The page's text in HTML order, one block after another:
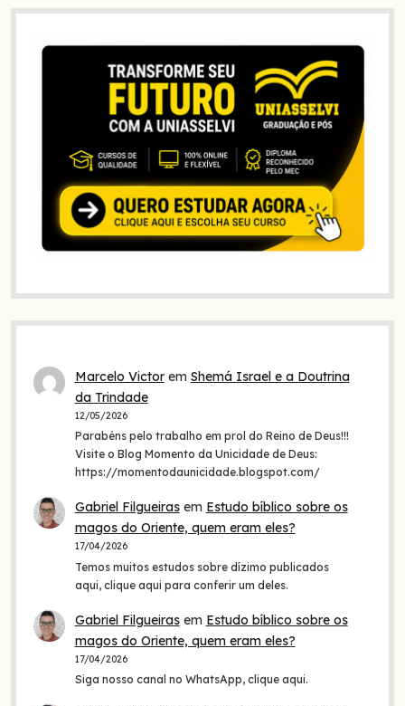
Marcelo Victorem Shemá Israel e a Doutrina
da Trindade
12/05/2026
Parabéns pelo trabalho em prol do Reino de Deus!!!
Visite o Blog Momento da Unicidade de Deus:
https://momentodaunicidade.blogspot.com/
Gabriel Filgueirasem Estudo bíblico sobre os
magos do Oriente, quem eram eles?
17/04/2026
Temos muitos estudos sobre dízimo publicados
aqui, clique aqui para conferir um deles.
Gabriel Filgueirasem Estudo bíblico sobre os
magos do Oriente, quem eram eles?
17/04/2026
Siga nosso canal no WhatsApp, clique aqui.